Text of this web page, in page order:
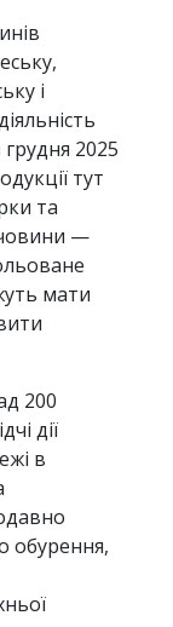
і
2025
тут
та
—
мати
200
дії
в
обурення,